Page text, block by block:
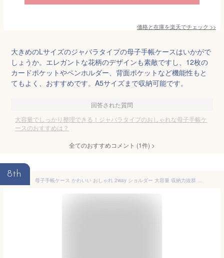
価格と在庫を楽天でチェック >>
大きめのLサイズのジャバラタイプの母子手帳ケースはいかがで
しょうか。エレガントな花柄のデザインも素敵ですし、12枚の
カードポケットやペンホルダー、背面ポケットなど機能性もと
てもよく、おすすめです。A5サイズまで収納可能です。
回答された質問
大容量でしっかり整理できる！ジャバラタイプのおしゃれな母子手帳ケ
ースのおすすめは？
全てのおすすめコメント (1件) >
8th
母子手帳ケース かわいい おしゃれ 2way ショルダー 大容量 収納力抜群 通帳ケース アコーディオンポーチ ジャバラ 蛇腹 シンプル コンパクト マルチケース お薬手帳 ポーチ ケース くすり手帳 保険証 診察券 通帳 国産帆布 富士金梅 メール便 送料無料